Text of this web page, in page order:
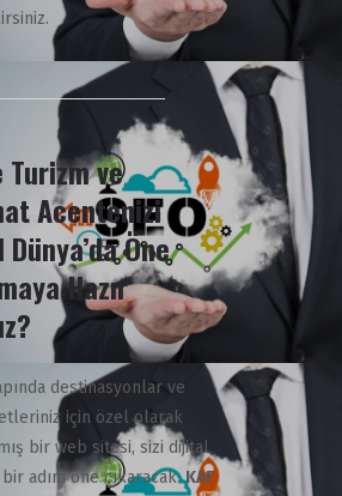
Turizm ve
Acentenizi
Öne
Hazır
destinasyonlar ve
için özel olarak
bir web sitesi, sizi dijital
adım öne çıkaracak.KAF